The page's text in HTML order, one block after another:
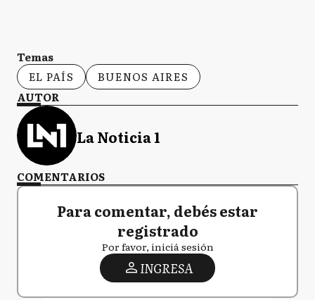
Temas
EL PAÍS
BUENOS AIRES
AUTOR
La Noticia 1
COMENTARIOS
Para comentar, debés estar
registrado
Por favor, iniciá sesión
INGRESA